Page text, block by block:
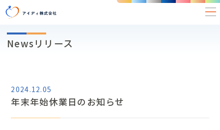
Newsリリース
2024.12.05
年末年始休業日のお知らせ